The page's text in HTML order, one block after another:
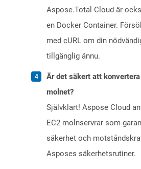
Aspose.Total Cloud är
en Docker Container.
med cURL om din
tillgänglig ännu.
Är det säkert att konvertera
molnet?
Självklart! Aspose Cloud
EC2 molnservrar som
säkerhet och
Asposes säkerhetsrutiner.